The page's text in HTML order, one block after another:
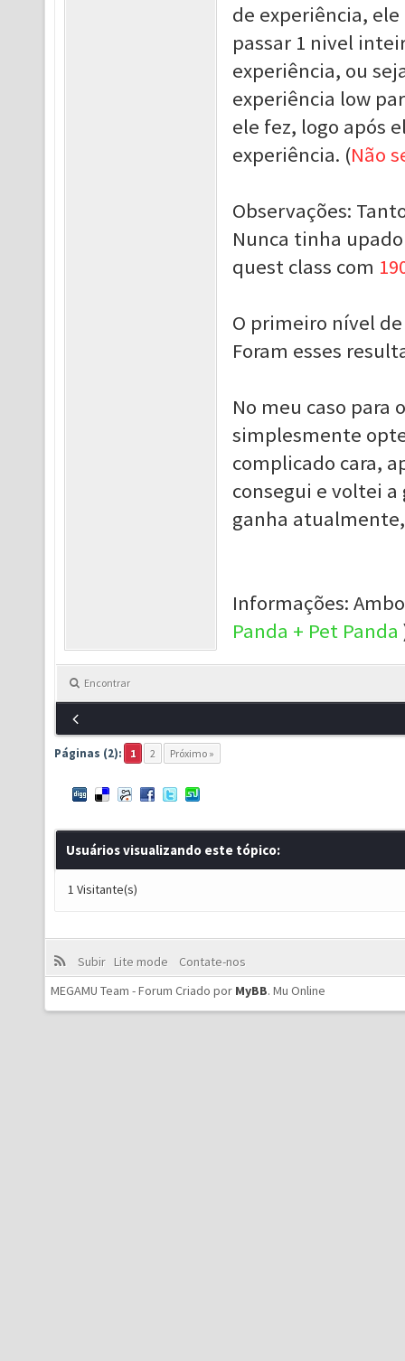
de experiência,
passar 1 nivel
experiência, ou
experiência low
ele fez, logo após
experiência. (Não
Observações:
Nunca tinha
quest class com
O primeiro nível
Foram esses
No meu caso para
simplesmente
complicado cara,
consegui e voltei a
ganha
Informações:
Panda + Pet Panda
Encontrar
Páginas (2): 1 2 Próximo »
Usuários visualizando este tópico:
1 Visitante(s)
Subir Lite mode
Contate-nos
MEGAMU Team - Forum Criado por MyBB. Mu Online